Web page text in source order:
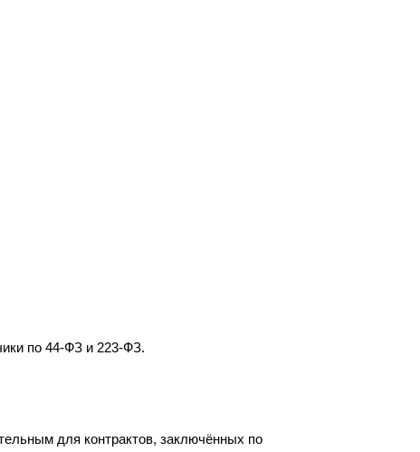
по 44-ФЗ и 223-ФЗ.
для контрактов, заключённых по